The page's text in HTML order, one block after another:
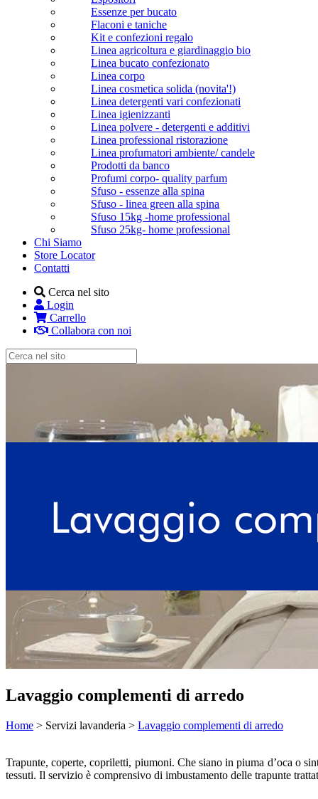
Essenze per bucato
Flaconi e taniche
Kit e confezioni regalo
Linea agricoltura e giardinaggio bio
Linea bucato confezionato
Linea corpo
Linea cosmetica solida (novita'!)
Linea detergenti vari confezionati
Linea igienizzanti
Linea polvere - detergenti e additivi
Linea professional ristorazione
Linea profumatori ambiente/ candele
Prodotti da banco
Profumi corpo- quality parfum
Sfuso - essenze alla spina
Sfuso - linea green alla spina
Sfuso 15kg -home professional
Sfuso 25kg- home professional
Chi Siamo
Store Locator
Contatti
Cerca nel sito
Login
Carrello
Collabora con noi
Lavaggio complementi di arredo
Home > Servizi lavanderia > Lavaggio complementi di arredo
Trapunte, coperte, copriletti, piumoni. Che siano in piuma d’oca o
tessuti. Il servizio è comprensivo di imbustamento delle trapunte